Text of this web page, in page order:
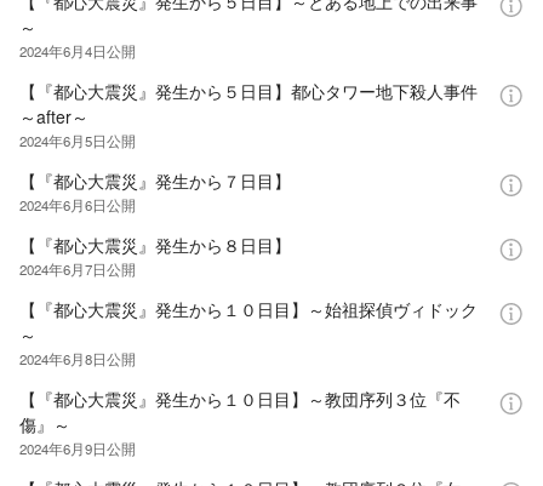
～
2024年6月4日公開
【『都心大震災』発生から５日目】都心タワー地下殺人事件
～after～
2024年6月5日公開
【『都心大震災』発生から７日目】
2024年6月6日公開
【『都心大震災』発生から８日目】
2024年6月7日公開
【『都心大震災』発生から１０日目】～始祖探偵ヴィドック
～
2024年6月8日公開
【『都心大震災』発生から１０日目】～教団序列３位『不
傷』～
2024年6月9日公開